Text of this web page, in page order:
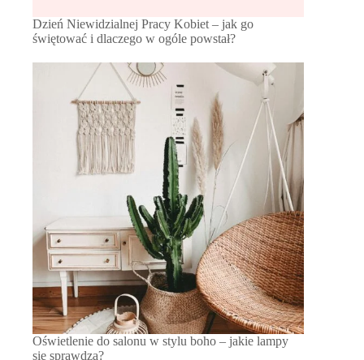
Dzień Niewidzialnej Pracy Kobiet – jak go
świętować i dlaczego w ogóle powstał?
Oświetlenie do salonu w stylu boho – jakie lampy
się sprawdzą?